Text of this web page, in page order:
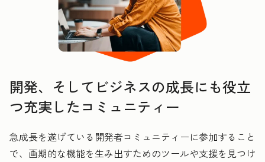
開発、そしてビジネスの成長にも役立
つ充実したコミュニティー
急成長を遂げている開発者コミュニティーに参加すること
で、画期的な機能を生み出すためのツールや支援を見つけ